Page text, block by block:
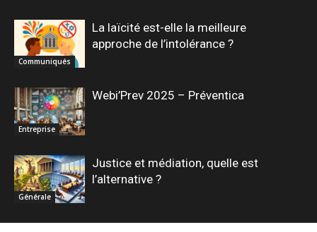
Communiqués
La laïcité est-elle la meilleure
approche de l’intolérance ?
Entreprise
Webi’Prev 2025 – Préventica
Générale
Justice et médiation, quelle est
l’alternative ?